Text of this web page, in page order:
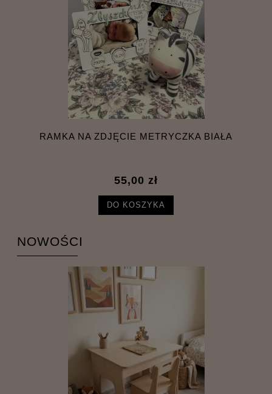
RAMKA NA ZDJĘCIE METRYCZKA BIAŁA
55,00 zł
DO KOSZYKA
NOWOŚCI